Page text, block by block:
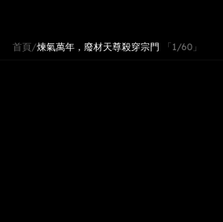
首頁/煉氣萬年，廢材天尊殺穿宗門 「1/60」